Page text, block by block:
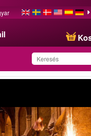
kedvencei közé!